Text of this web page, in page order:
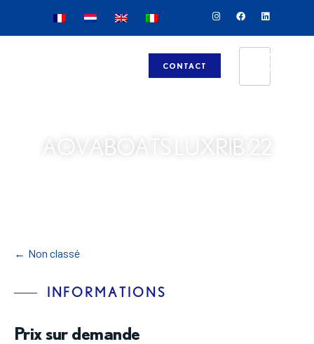
CONTACT
AQVABOATS LUXRIB 22
← Non classé
INFORMATIONS
Prix sur demande